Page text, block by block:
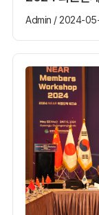
Admin / 2024-